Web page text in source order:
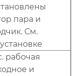
пара и
См.
рабочая
и